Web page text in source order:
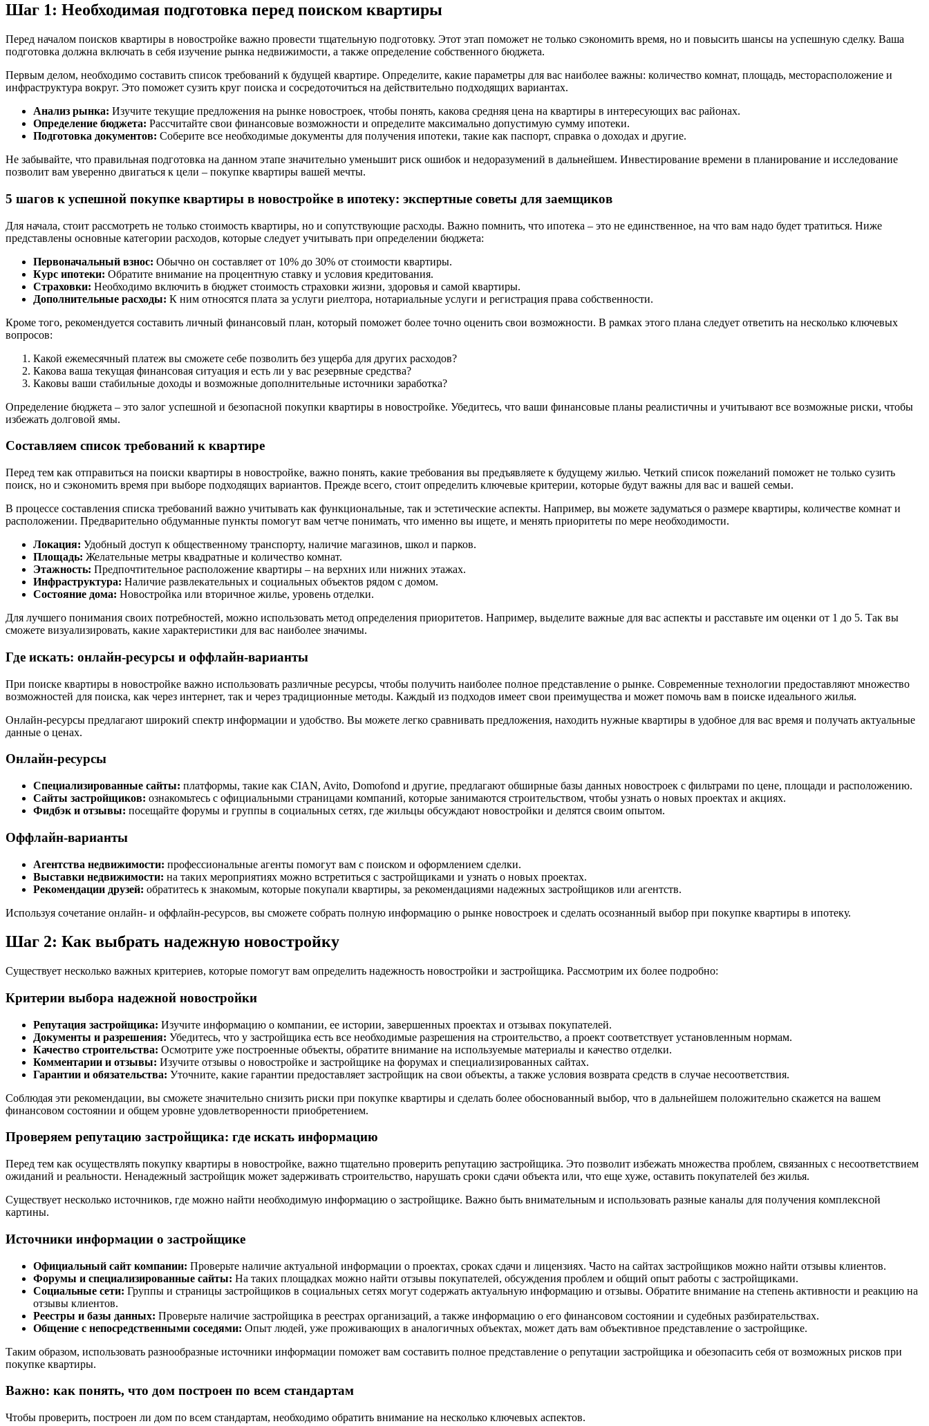
Шаг 1: Необходимая подготовка перед поиском квартиры
Перед началом поисков квартиры в новостройке важно провести тщательную подготовку. Этот этап поможет не только сэкономить время, но и повысить шансы на успешную сделку. Ваша
подготовка должна включать в себя изучение рынка недвижимости, а также определение собственного бюджета.
Первым делом, необходимо составить список требований к будущей квартире. Определите, какие параметры для вас наиболее важны: количество комнат, площадь, месторасположение и
инфраструктура вокруг. Это поможет сузить круг поиска и сосредоточиться на действительно подходящих вариантах.
Анализ рынка: Изучите текущие предложения на рынке новостроек, чтобы понять, какова средняя цена на квартиры в интересующих вас районах.
Определение бюджета: Рассчитайте свои финансовые возможности и определите максимально допустимую сумму ипотеки.
Подготовка документов: Соберите все необходимые документы для получения ипотеки, такие как паспорт, справка о доходах и другие.
Не забывайте, что правильная подготовка на данном этапе значительно уменьшит риск ошибок и недоразумений в дальнейшем. Инвестирование времени в планирование и исследование
позволит вам уверенно двигаться к цели – покупке квартиры вашей мечты.
5 шагов к успешной покупке квартиры в новостройке в ипотеку: экспертные советы для заемщиков
Для начала, стоит рассмотреть не только стоимость квартиры, но и сопутствующие расходы. Важно помнить, что ипотека – это не единственное, на что вам надо будет тратиться. Ниже
представлены основные категории расходов, которые следует учитывать при определении бюджета:
Первоначальный взнос: Обычно он составляет от 10% до 30% от стоимости квартиры.
Курс ипотеки: Обратите внимание на процентную ставку и условия кредитования.
Страховки: Необходимо включить в бюджет стоимость страховки жизни, здоровья и самой квартиры.
Дополнительные расходы: К ним относятся плата за услуги риелтора, нотариальные услуги и регистрация права собственности.
Кроме того, рекомендуется составить личный финансовый план, который поможет более точно оценить свои возможности. В рамках этого плана следует ответить на несколько ключевых
вопросов:
Какой ежемесячный платеж вы сможете себе позволить без ущерба для других расходов?
Какова ваша текущая финансовая ситуация и есть ли у вас резервные средства?
Каковы ваши стабильные доходы и возможные дополнительные источники заработка?
Определение бюджета – это залог успешной и безопасной покупки квартиры в новостройке. Убедитесь, что ваши финансовые планы реалистичны и учитывают все возможные риски, чтобы
избежать долговой ямы.
Составляем список требований к квартире
Перед тем как отправиться на поиски квартиры в новостройке, важно понять, какие требования вы предъявляете к будущему жилью. Четкий список пожеланий поможет не только сузить
поиск, но и сэкономить время при выборе подходящих вариантов. Прежде всего, стоит определить ключевые критерии, которые будут важны для вас и вашей семьи.
В процессе составления списка требований важно учитывать как функциональные, так и эстетические аспекты. Например, вы можете задуматься о размере квартиры, количестве комнат и
расположении. Предварительно обдуманные пункты помогут вам четче понимать, что именно вы ищете, и менять приоритеты по мере необходимости.
Локация: Удобный доступ к общественному транспорту, наличие магазинов, школ и парков.
Площадь: Желательные метры квадратные и количество комнат.
Этажность: Предпочтительное расположение квартиры – на верхних или нижних этажах.
Инфраструктура: Наличие развлекательных и социальных объектов рядом с домом.
Состояние дома: Новостройка или вторичное жилье, уровень отделки.
Для лучшего понимания своих потребностей, можно использовать метод определения приоритетов. Например, выделите важные для вас аспекты и расставьте им оценки от 1 до 5. Так вы
сможете визуализировать, какие характеристики для вас наиболее значимы.
Где искать: онлайн-ресурсы и оффлайн-варианты
При поиске квартиры в новостройке важно использовать различные ресурсы, чтобы получить наиболее полное представление о рынке. Современные технологии предоставляют множество
возможностей для поиска, как через интернет, так и через традиционные методы. Каждый из подходов имеет свои преимущества и может помочь вам в поиске идеального жилья.
Онлайн-ресурсы предлагают широкий спектр информации и удобство. Вы можете легко сравнивать предложения, находить нужные квартиры в удобное для вас время и получать актуальные
данные о ценах.
Онлайн-ресурсы
Специализированные сайты: платформы, такие как CIAN, Avito, Domofond и другие, предлагают обширные базы данных новостроек с фильтрами по цене, площади и расположению.
Сайты застройщиков: ознакомьтесь с официальными страницами компаний, которые занимаются строительством, чтобы узнать о новых проектах и акциях.
Фидбэк и отзывы: посещайте форумы и группы в социальных сетях, где жильцы обсуждают новостройки и делятся своим опытом.
Оффлайн-варианты
Агентства недвижимости: профессиональные агенты помогут вам с поиском и оформлением сделки.
Выставки недвижимости: на таких мероприятиях можно встретиться с застройщиками и узнать о новых проектах.
Рекомендации друзей: обратитесь к знакомым, которые покупали квартиры, за рекомендациями надежных застройщиков или агентств.
Используя сочетание онлайн- и оффлайн-ресурсов, вы сможете собрать полную информацию о рынке новостроек и сделать осознанный выбор при покупке квартиры в ипотеку.
Шаг 2: Как выбрать надежную новостройку
Существует несколько важных критериев, которые помогут вам определить надежность новостройки и застройщика. Рассмотрим их более подробно:
Критерии выбора надежной новостройки
Репутация застройщика: Изучите информацию о компании, ее истории, завершенных проектах и отзывах покупателей.
Документы и разрешения: Убедитесь, что у застройщика есть все необходимые разрешения на строительство, а проект соответствует установленным нормам.
Качество строительства: Осмотрите уже построенные объекты, обратите внимание на используемые материалы и качество отделки.
Комментарии и отзывы: Изучите отзывы о новостройке и застройщике на форумах и специализированных сайтах.
Гарантии и обязательства: Уточните, какие гарантии предоставляет застройщик на свои объекты, а также условия возврата средств в случае несоответствия.
Соблюдая эти рекомендации, вы сможете значительно снизить риски при покупке квартиры и сделать более обоснованный выбор, что в дальнейшем положительно скажется на вашем
финансовом состоянии и общем уровне удовлетворенности приобретением.
Проверяем репутацию застройщика: где искать информацию
Перед тем как осуществлять покупку квартиры в новостройке, важно тщательно проверить репутацию застройщика. Это позволит избежать множества проблем, связанных с несоответствием
ожиданий и реальности. Ненадежный застройщик может задерживать строительство, нарушать сроки сдачи объекта или, что еще хуже, оставить покупателей без жилья.
Существует несколько источников, где можно найти необходимую информацию о застройщике. Важно быть внимательным и использовать разные каналы для получения комплексной
картины.
Источники информации о застройщике
Официальный сайт компании: Проверьте наличие актуальной информации о проектах, сроках сдачи и лицензиях. Часто на сайтах застройщиков можно найти отзывы клиентов.
Форумы и специализированные сайты: На таких площадках можно найти отзывы покупателей, обсуждения проблем и общий опыт работы с застройщиками.
Социальные сети: Группы и страницы застройщиков в социальных сетях могут содержать актуальную информацию и отзывы. Обратите внимание на степень активности и реакцию на
отзывы клиентов.
Реестры и базы данных: Проверьте наличие застройщика в реестрах организаций, а также информацию о его финансовом состоянии и судебных разбирательствах.
Общение с непосредственными соседями: Опыт людей, уже проживающих в аналогичных объектах, может дать вам объективное представление о застройщике.
Таким образом, использовать разнообразные источники информации поможет вам составить полное представление о репутации застройщика и обезопасить себя от возможных рисков при
покупке квартиры.
Важно: как понять, что дом построен по всем стандартам
Чтобы проверить, построен ли дом по всем стандартам, необходимо обратить внимание на несколько ключевых аспектов.